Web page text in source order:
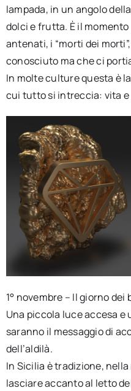
lampada, in un angolo
dolci e frutta. È il
antenati, i “morti dei
conosciuto ma che ci
In molte culture questa è
cui tutto si intreccia: vita e
1° novembre – Il giorno dei
Una piccola luce accesa
saranno il messaggio di
dell’aldilà.
In Sicilia è tradizione,
lasciare accanto al letto